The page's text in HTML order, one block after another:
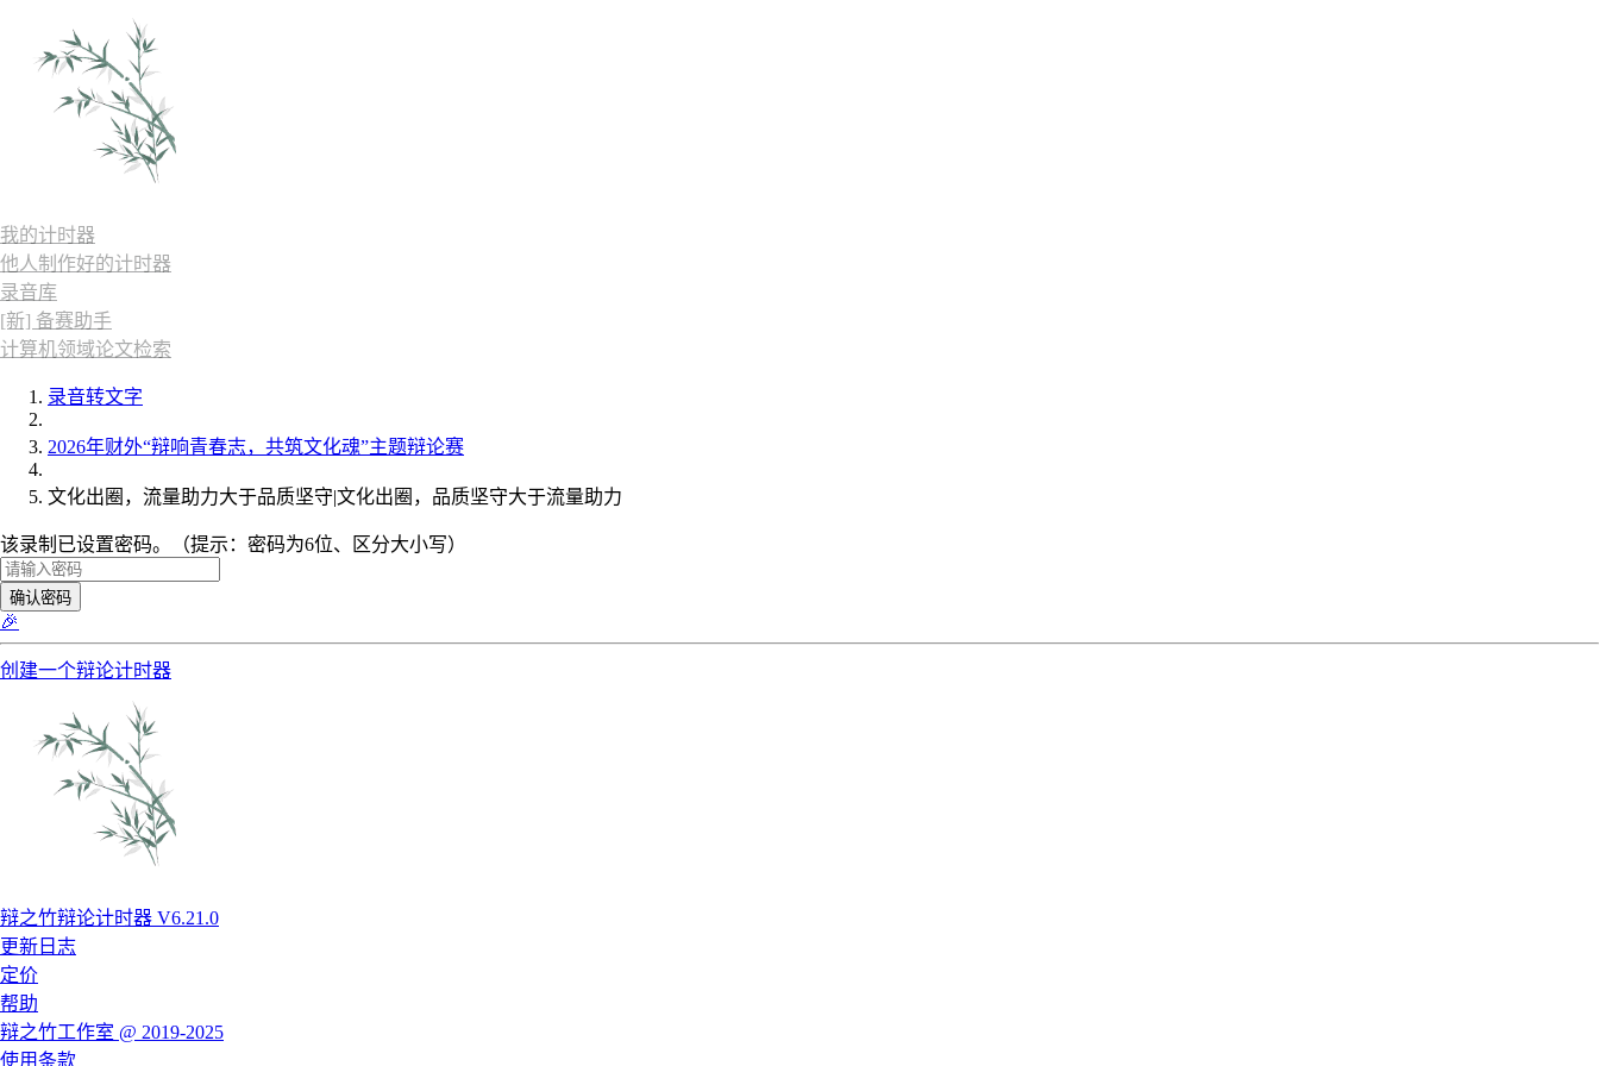
我的计时器
他人制作好的计时器
录音库
[新] 备赛助手
计算机领域论文检索
录音转文字
2026年财外“辩响青春志，共筑文化魂”主题辩论赛
文化出圈，流量助力大于品质坚守|文化出圈，品质坚守大于流量助力
该录制已设置密码。（提示：密码为6位、区分大小写）
确认密码
🎉
创建一个辩论计时器
辩之竹辩论计时器 V6.21.0
更新日志
定价
帮助
辩之竹工作室 @ 2019-2025
使用条款